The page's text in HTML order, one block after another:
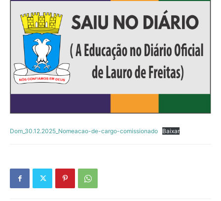
Dom_30.12.2025_Nomeacao-de-cargo-comissionado Baixar